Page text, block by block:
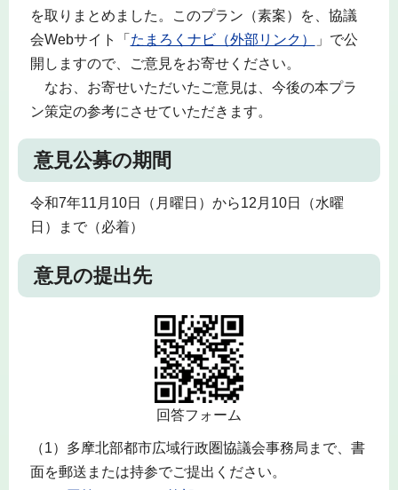
を取りまとめました。このプラン（素案）を、協議
会Webサイト「 たまろくナビ（外部リンク）
」で公
開しますので、ご意見をお寄せください。
なお、お寄せいただいたご意見は、今後の本プラ
ン策定の参考にさせていただきます。
意見公募の期間
令和7年11月10日（月曜日）から12月10日（水曜
日）まで（必着）
意見の提出先
回答フォーム
（1）多摩北部都市広域行政圏協議会事務局まで、書
面を郵送または持参でご提出ください。